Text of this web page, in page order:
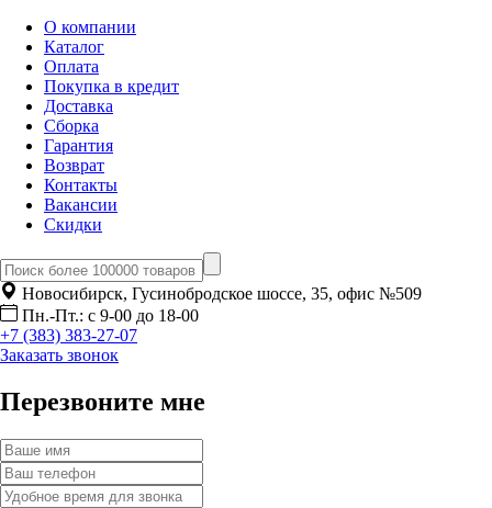
О компании
Каталог
Оплата
Покупка в кредит
Доставка
Сборка
Гарантия
Возврат
Контакты
Вакансии
Скидки
Новосибирск, Гусинобродское шоссе, 35, офис №509
Пн.-Пт.: с 9-00 до 18-00
+7 (383) 383-27-07
Заказать звонок
Перезвоните мне